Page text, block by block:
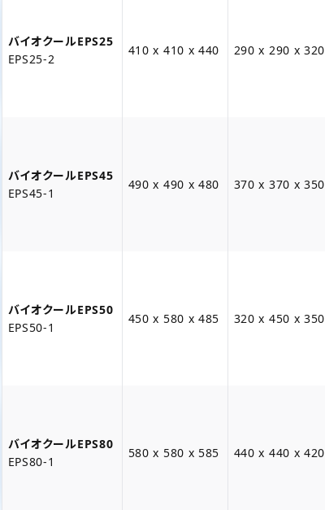
バイオクールEPS25
EPS25-2
410 x 410 x 440 290 x 290 x 320
バイオクールEPS45
EPS45-1
490 x 490 x 480 370 x 370 x 350
バイオクールEPS50
EPS50-1
450 x 580 x 485 320 x 450 x 350
バイオクールEPS80
EPS80-1
580 x 580 x 585 440 x 440 x 420